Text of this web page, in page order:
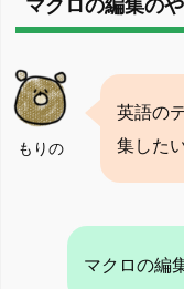
マクロの編集の
もりの
英語の
集した
マクロの編